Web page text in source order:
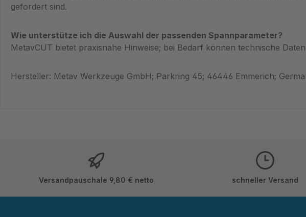
gefordert sind.
Wie unterstütze ich die Auswahl der passenden Spannparameter?
MetavCUT bietet praxisnahe Hinweise; bei Bedarf können technische
Hersteller: Metav Werkzeuge GmbH; Parkring 45; 46446 Emmerich;
Versandpauschale 9,80 € netto schneller Versand